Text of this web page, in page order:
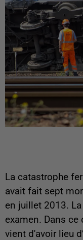
La catastrophe
avait fait sept
en juillet 2013.
examen. Dans
vient d'avoir lieu